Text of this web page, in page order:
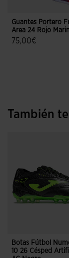
Guantes Portero
Area 24 Rojo
75,00€
También
Botas Fútbol
10 26 Césped